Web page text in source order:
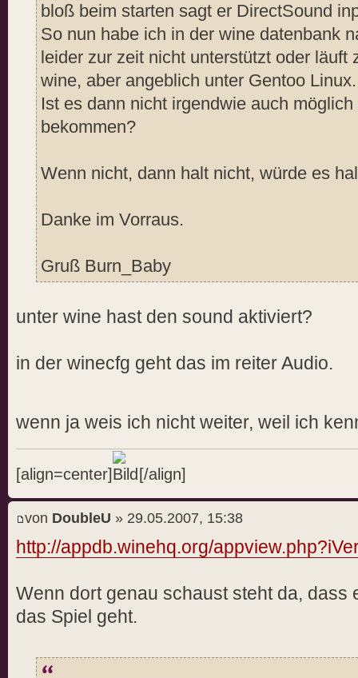
bloß beim starten sagt er DirectSound
So nun habe ich in der wine datenbank
leider zur zeit nicht unterstützt oder läuft
wine, aber angeblich unter Gentoo Linux.
Ist es dann nicht irgendwie auch
bekommen?
Wenn nicht, dann halt nicht, würde es
Danke im Vorraus.
Gruß Burn_Baby
unter wine hast den sound aktiviert?
in der winecfg geht das im reiter Audio.
wenn ja weis ich nicht weiter, weil ich
[align=center] [/align]
von DoubleU » 29.05.2007, 15:38
http://appdb.winehq.org/
Wenn dort genau schaust steht da, dass
das Spiel geht.